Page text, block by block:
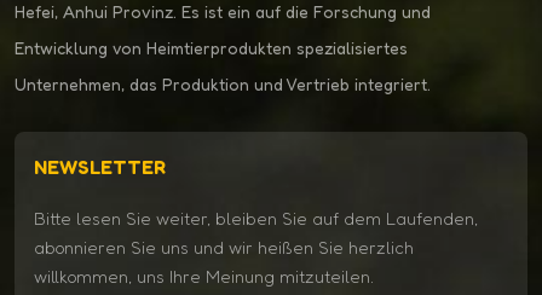
Hefei, Anhui Provinz. Es ist ein auf die Forschung und
Entwicklung von Heimtierprodukten spezialisiertes
Unternehmen, das Produktion und Vertrieb integriert.
NEWSLETTER
Bitte lesen Sie weiter, bleiben Sie auf dem Laufenden,
abonnieren Sie uns und wir heißen Sie herzlich
willkommen, uns Ihre Meinung mitzuteilen.